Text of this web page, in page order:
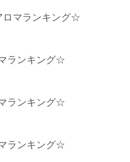
ロマランキング☆
ランキング☆
ランキング☆
ランキング☆